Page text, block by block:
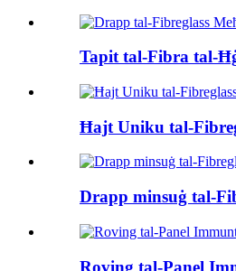
Tapit tal-Fibra tal-
Ħajt Uniku tal-
Drapp minsuġ tal-
Roving tal-Panel